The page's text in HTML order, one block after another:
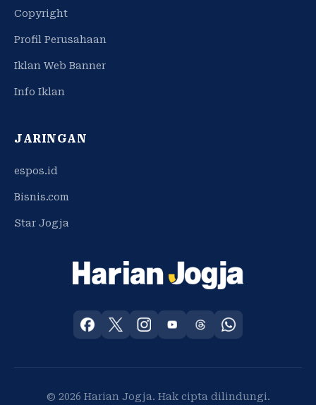
Copyright
Profil Perusahaan
Iklan Web Banner
Info Iklan
JARINGAN
espos.id
Bisnis.com
Star Jogja
© 2026 Harian Jogja. Hak cipta dilindungi.